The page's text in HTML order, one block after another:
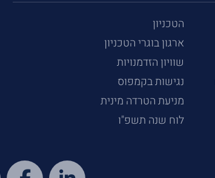
הטכניון
ארגון בוגרי הטכניון
שוויון הזדמנויות
נגישות בקמפוס
מניעת הטרדה מינית
לוח שנה תשפ"ו